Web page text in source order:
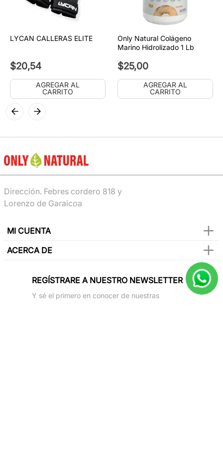
LYCAN CALLERAS ELITE
$20,54
AGREGAR AL
CARRITO
Only Natural Colágeno
Marino Hidrolizado 1 Lb
$25,00
AGREGAR AL
CARRITO
Dirección. Febres cordero 818 y
Lorenzo de Garaicoa
MI CUENTA
ACERCA DE
REGÍSTRARE A NUESTRO NEWSLETTER
Y sé el primero en conocer de nuestras